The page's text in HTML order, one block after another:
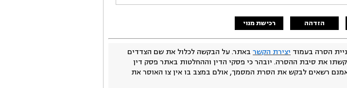
הזדהה רכישת מנוי
הסרה בעמוד יצירת הקשר באתר. על הבקשה לכלול את שם הצדדים
את סיבת ההסרה. יובהר כי פסקי הדין וההחלטות באתר פסק דין
רשאים לבקש את הסרת המסמך, אולם במצב בו אין צו האוסר את